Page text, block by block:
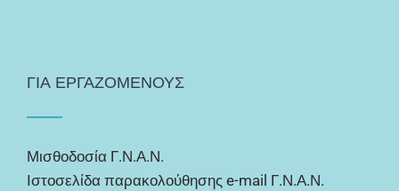
ΓΙΑ ΕΡΓΑΖΟΜΕΝΟΥΣ
Μισθοδοσία Γ.Ν.Α.Ν.
Ιστοσελίδα παρακολούθησης e-mail Γ.Ν.Α.Ν.